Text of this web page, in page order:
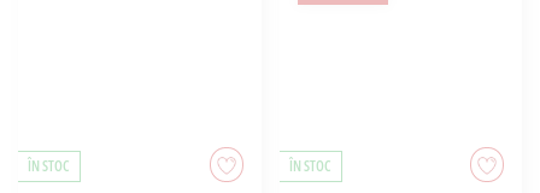
ÎN STOC ÎN STOC